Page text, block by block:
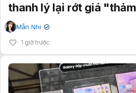
thanh lý lại rớt giá
Mẫn Nhi ✔
1 giờ trước